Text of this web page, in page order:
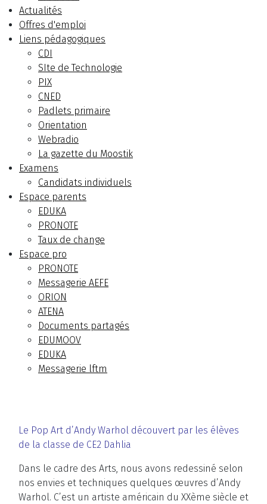
Actualités
Offres d'emploi
Liens pédagogiques
CDI
SIte de Technologie
PIX
CNED
Padlets primaire
Orientation
Webradio
La gazette du Moostik
Examens
Candidats individuels
Espace parents
EDUKA
PRONOTE
Taux de change
Espace pro
PRONOTE
Messagerie AEFE
ORION
ATENA
Documents partagés
EDUMOOV
EDUKA
Messagerie lftm
Le Pop Art d’Andy Warhol découvert par les élèves
de la classe de CE2 Dahlia
Dans le cadre des Arts, nous avons redessiné selon
nos envies et techniques quelques œuvres d’Andy
Warhol. C’est un artiste américain du XXème siècle et